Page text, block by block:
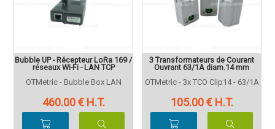
Bubble UP - Récepteur LoRa 169 /
réseaux Wi-Fi - LAN TCP
OTMetric - Bubble Box LAN
460.00 € H.T.
3 Transformateurs de Courant
Ouvrant 63/1A diam.14 mm
OTMetric - 3x TCO Clip14 - 63/1A
105.00 € H.T.